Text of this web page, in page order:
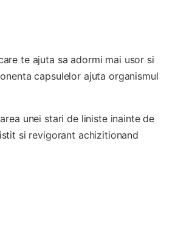
te ajuta sa adormi mai usor si
capsulelor ajuta organismul
unei stari de liniste inainte de
si revigorant achizitionand